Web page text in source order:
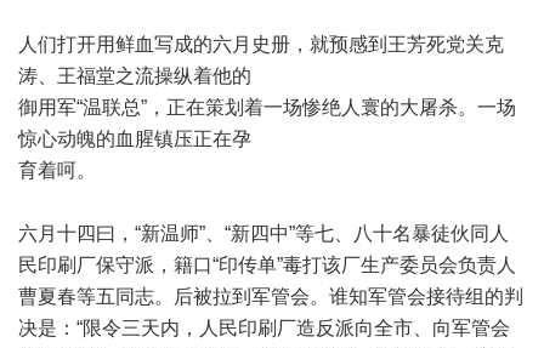
人们打开用鲜血写成的六月史册，就预感到王芳死党关克
涛、王福堂之流操纵着他的
御用军“温联总”，正在策划着一场惨绝人寰的大屠杀。一场
惊心动魄的血腥镇压正在孕
育着呵。
六月十四曰，“新温师”、“新四中”等七、八十名暴徒伙同人
民印刷厂保守派，籍口“印传单”毒打该厂生产委员会负责人
曹夏春等五同志。后被拉到军管会。谁知军管会接待组的判
决是：“限令三天内，人民印刷厂造反派向全市、向军管会